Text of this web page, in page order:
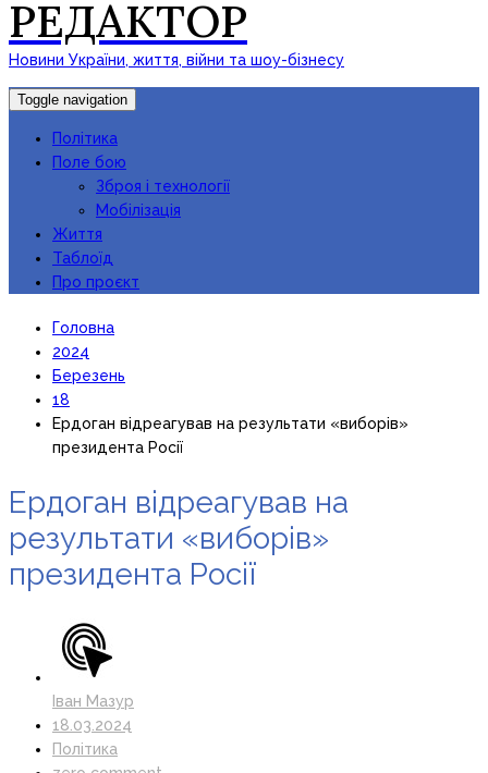
РЕДАКТОР
Новини України, життя, війни та шоу-бізнесу
Toggle navigation
Політика
Поле бою
Зброя і технології
Мобілізація
Життя
Таблоїд
Про проєкт
Головна
2024
Березень
18
Ердоган відреагував на результати «виборів»
президента Росії
Ердоган відреагував на
результати «виборів»
президента Росії
Іван Мазур
18.03.2024
Політика